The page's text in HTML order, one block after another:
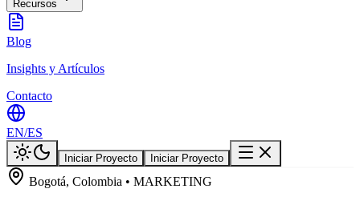
Recursos
Blog
Insights y Artículos
Contacto
EN/ES
Iniciar Proyecto Iniciar Proyecto
Bogotá, Colombia • MARKETING